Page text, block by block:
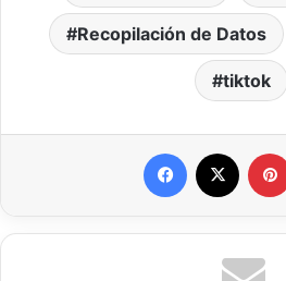
Recopilación de Datos
tiktok